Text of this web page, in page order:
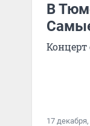
В
Концерт
17